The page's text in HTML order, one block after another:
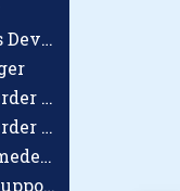
Redman Europe Sales Developer (Europe)
Dura Vermeer Uitvoerder GWW Amsterdam
Dura Vermeer Uitvoerder Civiel Nijmegen
Duifhuizen Verkoopmedewerker Ridderkerk
EK Retail Customer Support Omnichannel